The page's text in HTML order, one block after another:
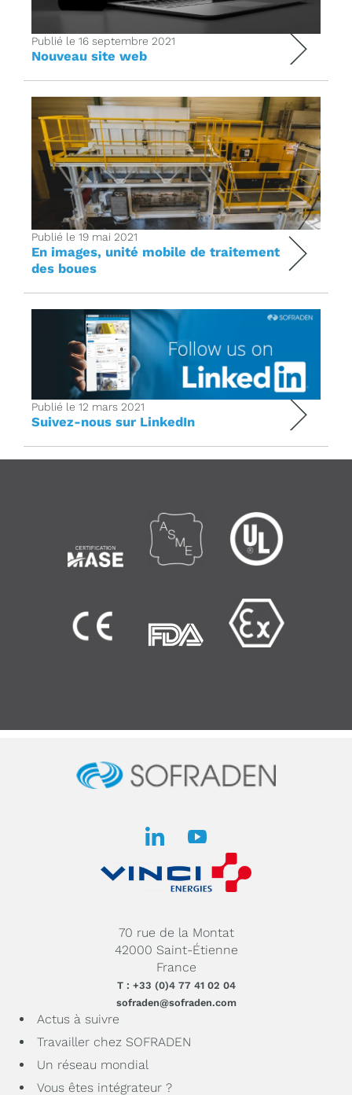
Nouveau site web
Publié le 16 septembre 2021
En images, unité mobile de traitement
des boues
Publié le 19 mai 2021
Suivez-nous sur LinkedIn
Publié le 12 mars 2021
70 rue de la Montat
42000 Saint-Étienne
France
T : +33 (0)4 77 41 02 04
sofraden@sofraden.com
Actus à suivre
Travailler chez SOFRADEN
Un réseau mondial
Vous êtes intégrateur ?